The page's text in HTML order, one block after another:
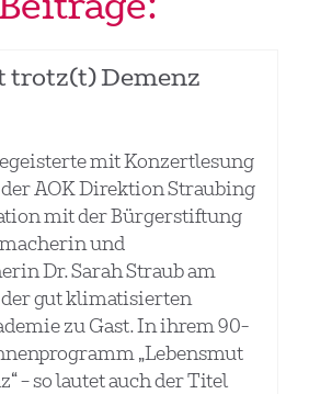
trotz(t) Demenz
mit Konzertlesung
AOK Direktion Straubing
mit der Bürgerstiftung
und
Dr. Sarah Straub am
gut klimatisierten
zu Gast. In ihrem 90-
„Lebensmut
– so lautet auch der Titel